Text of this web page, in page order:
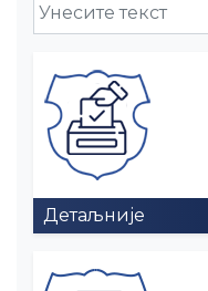
Детаљније